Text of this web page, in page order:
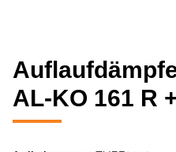
AL-KO 161 R